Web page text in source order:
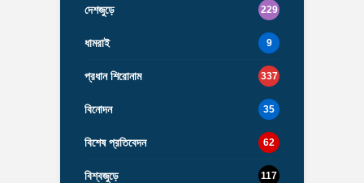
দেশজুড়ে 229
ধামরাই 9
প্রধান শিরোনাম 337
বিনোদন 35
বিশেষ প্রতিবেদন 62
বিশ্বজুড়ে 117